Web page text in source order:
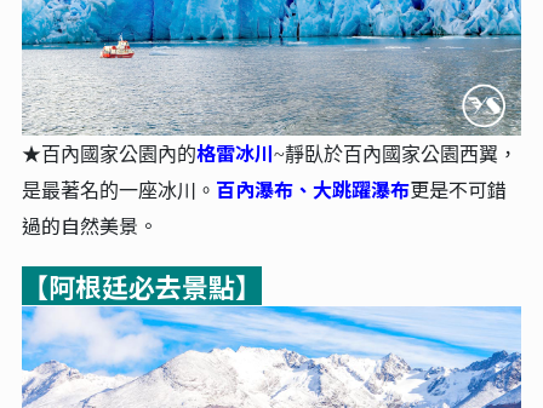
★百內國家公園內的格雷冰川~靜臥於百內國家公園西翼，
是最著名的一座冰川。 百內瀑布、大跳躍瀑布更是不可錯
過的自然美景。
【阿根廷必去景點】